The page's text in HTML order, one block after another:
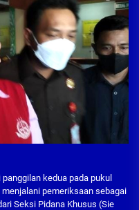
kedua pada pukul
pemeriksaan sebagai
Seksi Pidana Khusus (Sie